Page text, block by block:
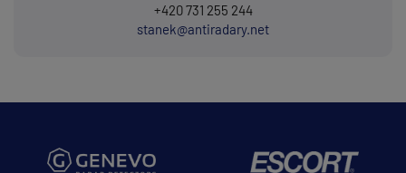
+420 731 255 244
stanek@antiradary.net